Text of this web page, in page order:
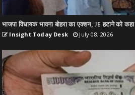
भाजपा विधायक भावना बोहरा का एक्शन, JE हटाने को कहा
Insight Today Desk July 08, 2026